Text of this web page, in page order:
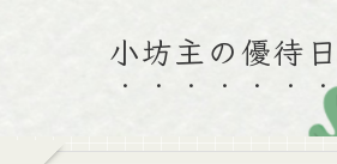
小坊主の優待